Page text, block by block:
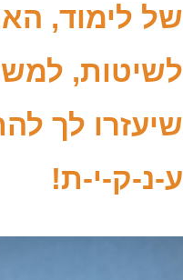
של לימוד,
לשיטות,
שיעזרו לך
ע-נ-ק-י-ת!